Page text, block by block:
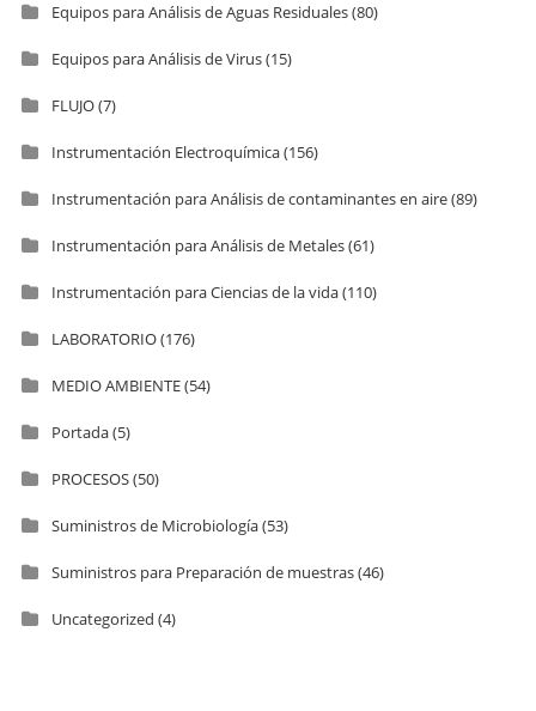
Equipos para Análisis de Aguas Residuales(80)
Equipos para Análisis de Virus(15)
FLUJO(7)
Instrumentación Electroquímica(156)
Instrumentación para Análisis de contaminantes en aire(89)
Instrumentación para Análisis de Metales(61)
Instrumentación para Ciencias de la vida(110)
LABORATORIO(176)
MEDIO AMBIENTE(54)
Portada(5)
PROCESOS(50)
Suministros de Microbiología(53)
Suministros para Preparación de muestras(46)
Uncategorized (4)